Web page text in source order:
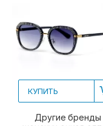
КУПИТЬ
Другие бренды